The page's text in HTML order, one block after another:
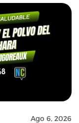
Ago 6, 2026